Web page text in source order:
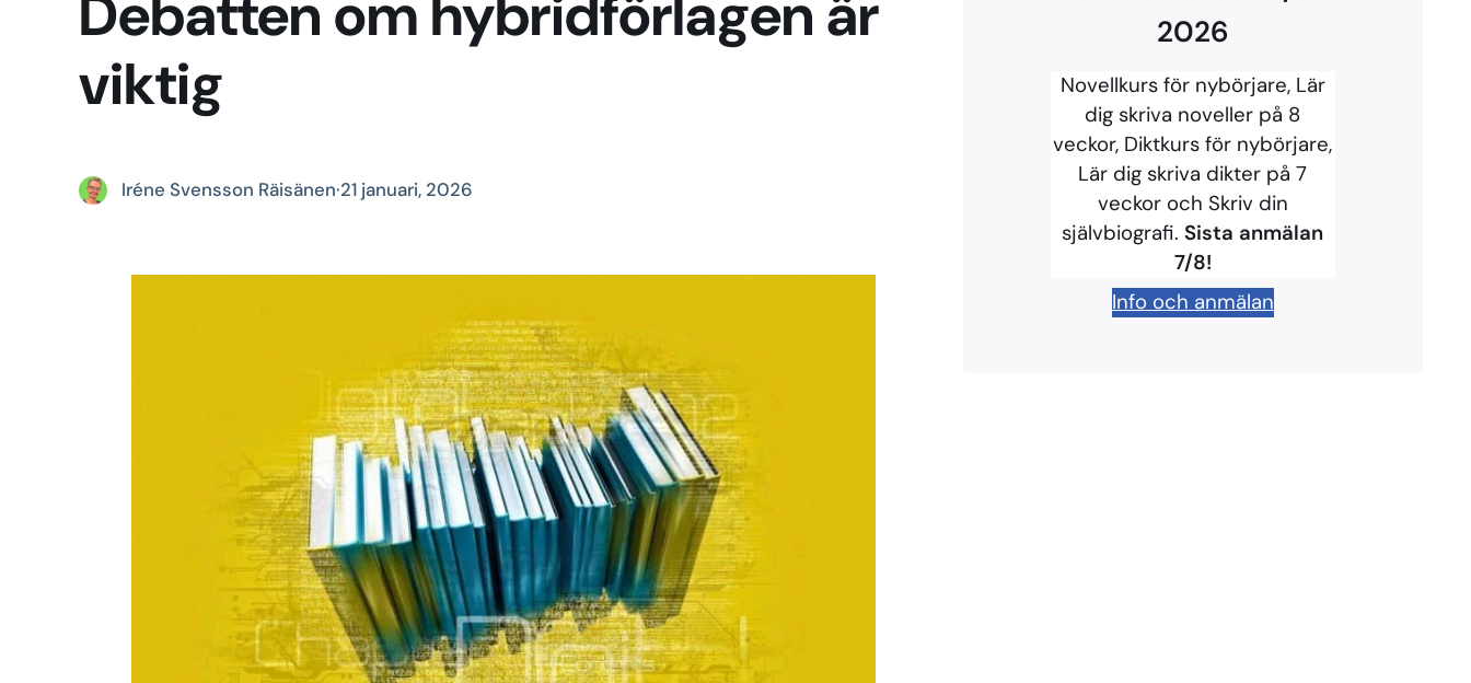
Debatten om hybridförlagen är
viktig
Iréne Svensson Räisänen·21 januari, 2026
2026
Novellkurs för nybörjare, Lär
dig skriva noveller på 8
veckor, Diktkurs för nybörjare,
Lär dig skriva dikter på 7
veckor och Skriv din
självbiografi.Sista anmälan
7/8!
Info och anmälan